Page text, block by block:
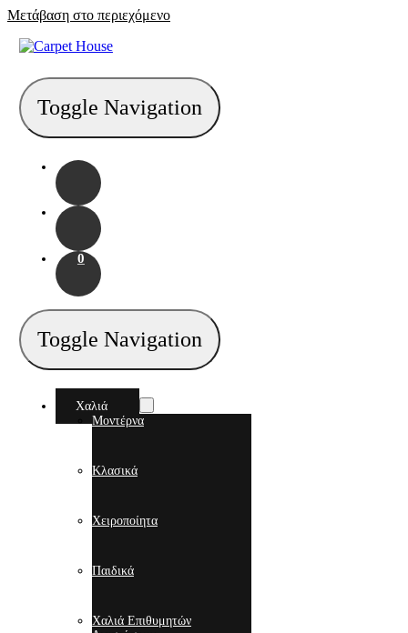
Μετάβαση στο περιεχόμενο
Toggle Navigation
0
Toggle Navigation
Χαλιά
Μοντέρνα
Κλασικά
Χειροποίητα
Παιδικά
Χαλιά Επιθυμητών